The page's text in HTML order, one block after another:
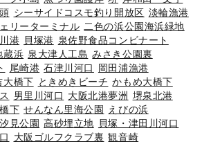
シーサイドコスモ釣り開放区 淡輪漁港
リーターミナル 二色の浜公園海浜緑地
港 貝塚港 泉佐野食品コンビナート
蔵浜 泉大津人工島 みさき公園裏
尾崎港 石津川河口
岡田浦漁港
大橋下 ときめきビーチ かもめ大橋下
男里川河口 大阪北港夢洲 堺泉北港
下 せんなん里海公園 えびの浜
汐見公園 高砂埋立地 貝塚・津田川河口
大阪ゴルフクラブ裏 観音崎